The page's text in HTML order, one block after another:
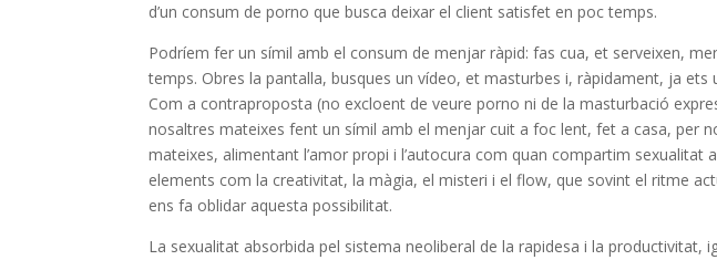
d’un consum de porno que busca deixar el client satisfet en poc temps.
Podríem fer un símil amb el consum de menjar ràpid: fas cua, et serveixen,
temps. Obres la pantalla, busques un vídeo, et masturbes i, ràpidament, ja ets
Com a contraproposta (no excloent de veure porno ni de la masturbació
nosaltres mateixes fent un símil amb el menjar cuit a foc lent, fet a casa, per
mateixes, alimentant l’amor propi i l’autocura com quan compartim
elements com la creativitat, la màgia, el misteri i el flow, que sovint el ritme
ens fa oblidar aquesta possibilitat.
La sexualitat absorbida pel sistema neoliberal de la rapidesa i la productivitat,